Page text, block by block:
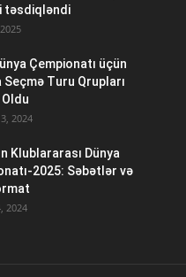
təsdiqləndi
Çempionatı üçün
Seçmə Turu Qrupları
2024
Klublararası Dünya
2025: Səbətlər və
2024